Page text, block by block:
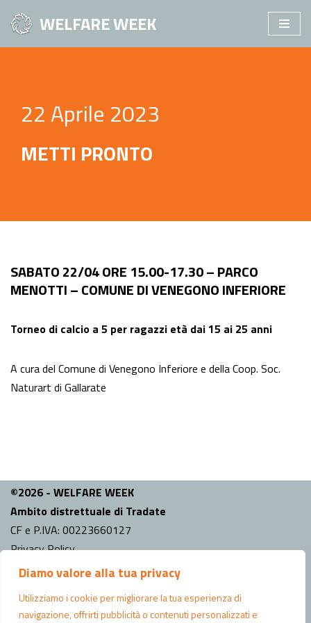
Diamo valore alla tua privacy
Utilizziamo i cookie per migliorare la tua esperienza di
navigazione, offrirti pubblicità o contenuti personalizzati e
Vai
WELFARE WEEK
22 Aprile 2023
METTI PRONTO
SABATO 22/04 ORE 15.00-17.30 – PARCO
MENOTTI – COMUNE DI VENEGONO INFERIORE
Torneo di calcio a 5 per ragazzi età dai 15 ai 25 anni
A cura del Comune di Venegono Inferiore e della Coop. Soc.
Naturart di Gallarate
©2026 - WELFARE WEEK
Ambito distrettuale di Tradate
CF e P.IVA: 00223660127
Privacy Policy
INFO
Comune capo fila:
Tradate
Indirizzo Ufficio di Piano: Piazza Mazzini n.6 Tradate (VA)